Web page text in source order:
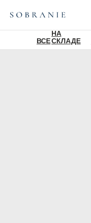
ВСЕ
НА
СКЛАДЕ